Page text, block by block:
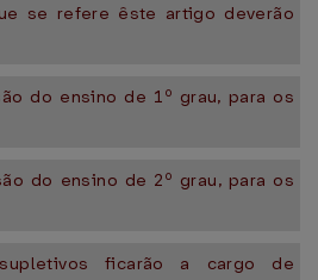
se refere êste artigo deverão
do ensino de 1º grau, para os
do ensino de 2º grau, para os
ficarão a cargo de